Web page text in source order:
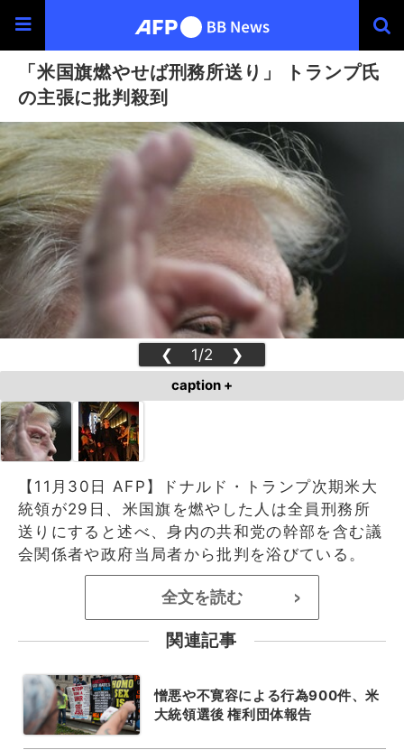
「米国旗燃やせば刑務所送り」 トランプ氏
の主張に批判殺到
❮ 1/2 ❯
caption +
【11月30日 AFP】ドナルド・トランプ次期米大
統領が29日、米国旗を燃やした人は全員刑務所
送りにすると述べ、身内の共和党の幹部を含む議
会関係者や政府当局者から批判を浴びている。
全文を読む >
関連記事
憎悪や不寛容による行為900件、米
大統領選後 権利団体報告